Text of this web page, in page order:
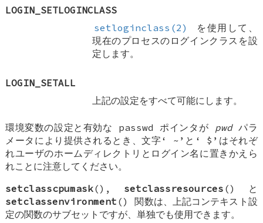
LOGIN_SETLOGINCLASS
setloginclass(2)
を使用して、
現在のプロセスのログインクラスを設
定します。
LOGIN_SETALL
上記の設定をすべて可能にします。
環境変数の設定と有効な passwd ポインタが pwdパラ
メータにより提供されるとき、文字‘ ~ ’と‘ $ ’はそれぞ
れユーザのホームディレクトリとログイン名に置きかえら
れことに注意してください。
setclasscpumask(), setclassresources () と
setclassenvironment () 関数は、上記コンテキスト設
定の関数のサブセットですが、単独でも使用できます。